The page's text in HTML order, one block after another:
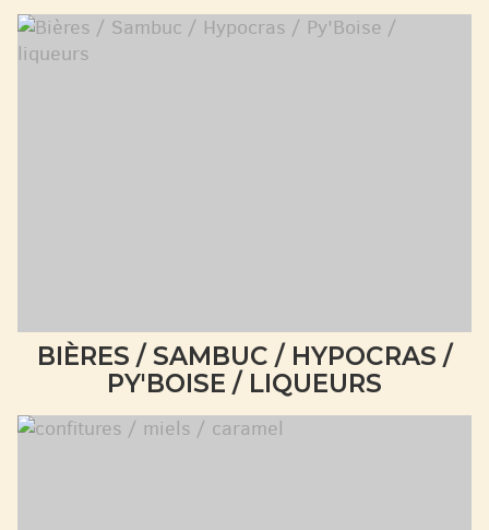
BIÈRES / SAMBUC / HYPOCRAS /
PY'BOISE / LIQUEURS